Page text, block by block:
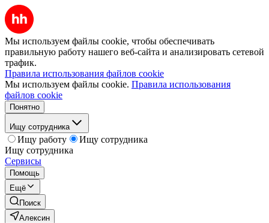
Мы используем файлы cookie, чтобы обеспечивать
правильную работу нашего веб-сайта и анализировать сетевой
трафик.
Правила использования файлов cookie
Мы используем файлы cookie. Правила использования
файлов cookie
Понятно
Ищу сотрудника
Ищу работу
Ищу сотрудника
Ищу сотрудника
Сервисы
Помощь
Ещё
Поиск
Алексин